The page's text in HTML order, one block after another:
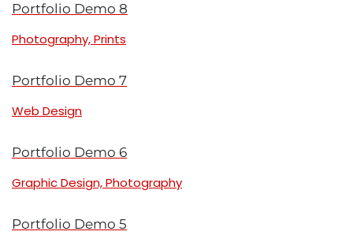
Portfolio Demo 8
Photography, Prints
Portfolio Demo 7
Web Design
Portfolio Demo 6
Graphic Design, Photography
Portfolio Demo 5